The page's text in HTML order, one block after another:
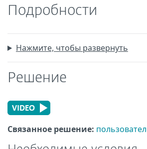
Подробности
Нажмите, чтобы развернуть
Решение
Связанное решение: